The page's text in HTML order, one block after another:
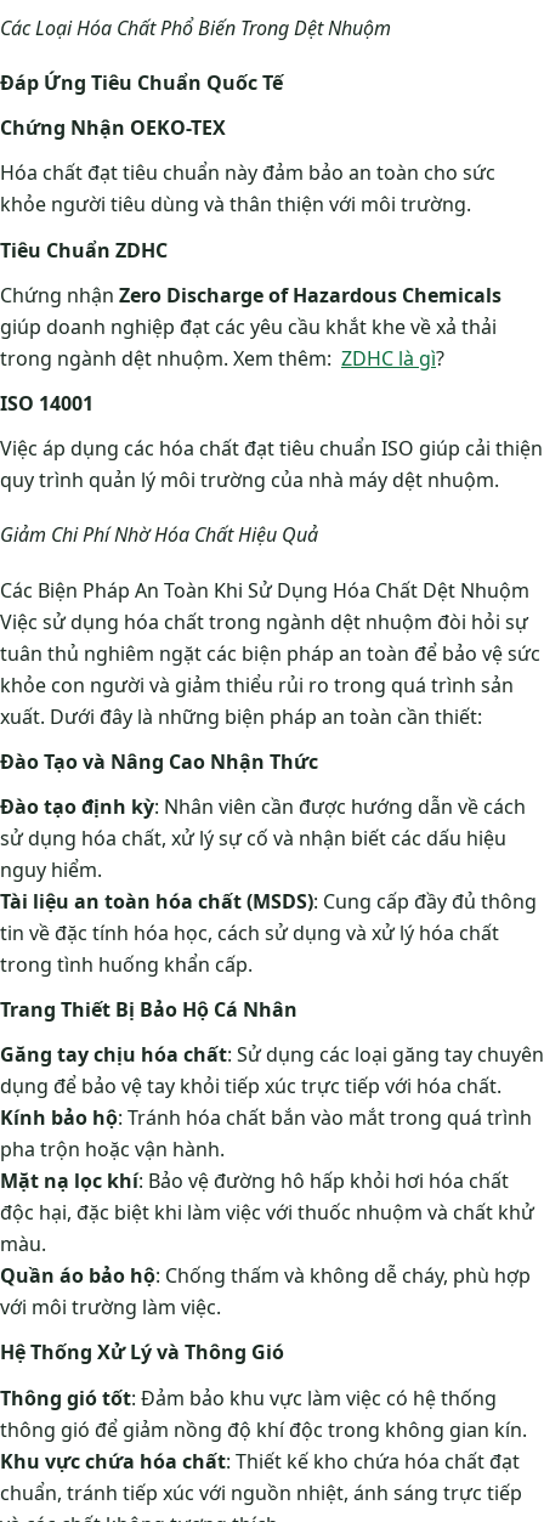
Các Loại Hóa Chất Phổ Biến Trong Dệt Nhuộm
Đáp Ứng Tiêu Chuẩn Quốc Tế
Chứng Nhận OEKO-TEX
Hóa chất đạt tiêu chuẩn này đảm bảo an toàn cho sức
khỏe người tiêu dùng và thân thiện với môi trường.
Tiêu Chuẩn ZDHC
Chứng nhận Zero Discharge of Hazardous Chemicals
giúp doanh nghiệp đạt các yêu cầu khắt khe về xả thải
trong ngành dệt nhuộm. Xem thêm: ZDHC là gì?
ISO 14001
Việc áp dụng các hóa chất đạt tiêu chuẩn ISO giúp cải thiện
quy trình quản lý môi trường của nhà máy dệt nhuộm.
Giảm Chi Phí Nhờ Hóa Chất Hiệu Quả
Các Biện Pháp An Toàn Khi Sử Dụng Hóa Chất Dệt Nhuộm
Việc sử dụng hóa chất trong ngành dệt nhuộm đòi hỏi sự
tuân thủ nghiêm ngặt các biện pháp an toàn để bảo vệ sức
khỏe con người và giảm thiểu rủi ro trong quá trình sản
xuất. Dưới đây là những biện pháp an toàn cần thiết:
Đào Tạo và Nâng Cao Nhận Thức
Đào tạo định kỳ: Nhân viên cần được hướng dẫn về cách
sử dụng hóa chất, xử lý sự cố và nhận biết các dấu hiệu
nguy hiểm.
Tài liệu an toàn hóa chất (MSDS): Cung cấp đầy đủ thông
tin về đặc tính hóa học, cách sử dụng và xử lý hóa chất
trong tình huống khẩn cấp.
Trang Thiết Bị Bảo Hộ Cá Nhân
Găng tay chịu hóa chất: Sử dụng các loại găng tay chuyên
dụng để bảo vệ tay khỏi tiếp xúc trực tiếp với hóa chất.
Kính bảo hộ: Tránh hóa chất bắn vào mắt trong quá trình
pha trộn hoặc vận hành.
Mặt nạ lọc khí: Bảo vệ đường hô hấp khỏi hơi hóa chất
độc hại, đặc biệt khi làm việc với thuốc nhuộm và chất khử
màu.
Quần áo bảo hộ: Chống thấm và không dễ cháy, phù hợp
với môi trường làm việc.
Hệ Thống Xử Lý và Thông Gió
Thông gió tốt: Đảm bảo khu vực làm việc có hệ thống
thông gió để giảm nồng độ khí độc trong không gian kín.
Khu vực chứa hóa chất: Thiết kế kho chứa hóa chất đạt
chuẩn, tránh tiếp xúc với nguồn nhiệt, ánh sáng trực tiếp